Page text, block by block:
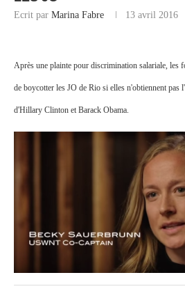
Ecrit par Marina Fabre 13 avril 2016
Après une plainte pour discrimination salariale, les
de boycotter les JO de Rio si elles n'obtiennent pas
d'Hillary Clinton et Barack Obama.